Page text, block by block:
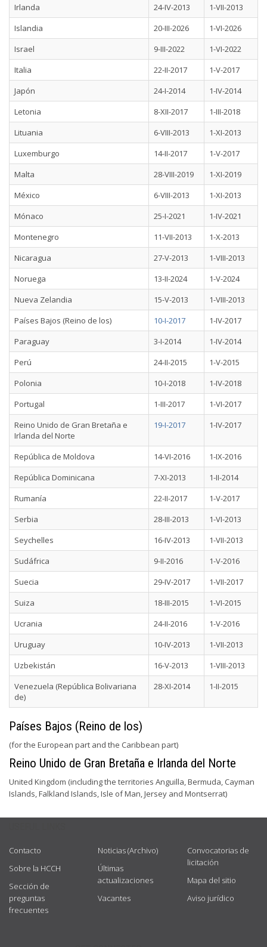
Irlanda
24-IV-2013
1-VII-2013
Islandia
20-III-2026
1-VI-2026
Israel
9-III-2022
1-VI-2022
Italia
22-II-2017
1-V-2017
Japón
24-I-2014
1-IV-2014
Letonia
8-XII-2017
1-III-2018
Lituania
6-VIII-2013
1-XI-2013
Luxemburgo
14-II-2017
1-V-2017
Malta
28-VIII-2019
1-XI-2019
México
6-VIII-2013
1-XI-2013
Mónaco
25-I-2021
1-IV-2021
Montenegro
11-VII-2013
1-X-2013
Nicaragua
27-V-2013
1-VIII-2013
Noruega
13-II-2024
1-V-2024
Nueva Zelandia
15-V-2013
1-VIII-2013
Países Bajos (Reino de los)
10-I-2017
1-IV-2017
Paraguay
3-I-2014
1-IV-2014
Perú
24-II-2015
1-V-2015
Polonia
10-I-2018
1-IV-2018
Portugal
1-III-2017
1-VI-2017
Reino Unido de Gran Bretaña e
Irlanda del Norte
19-I-2017 1-IV-2017
República de Moldova 14-VI-2016
1-IX-2016
República Dominicana
7-XI-2013
1-II-2014
Rumanía
22-II-2017
1-V-2017
Serbia
28-III-2013
1-VI-2013
Seychelles
16-IV-2013
1-VII-2013
Sudáfrica
9-II-2016
1-V-2016
Suecia
29-IV-2017
1-VII-2017
Suiza
18-III-2015
1-VI-2015
Ucrania
24-II-2016
1-V-2016
Uruguay
10-IV-2013
1-VII-2013
Uzbekistán
16-V-2013
1-VIII-2013
Venezuela (República Bolivariana
de)
28-XI-2014 1-II-2015
Países Bajos (Reino de los)
(for the European part and the Caribbean part)
Reino Unido de Gran Bretaña e Irlanda del Norte
United Kingdom (including the territories Anguilla, Bermuda, Cayman
Islands, Falkland Islands, Isle of Man, Jersey and Montserrat)
Contacto
Sobre la HCCH
Sección de
preguntas
frecuentes
Noticias (Archivo)
Últimas
actualizaciones
Vacantes
Convocatorias de
licitación
Mapa del sitio
Aviso jurídico